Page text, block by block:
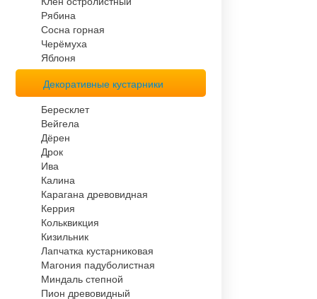
Рябина
Сосна горная
Черёмуха
Яблоня
Декоративные кустарники
Бересклет
Вейгела
Дёрен
Дрок
Ива
Калина
Карагана древовидная
Керрия
Кольквикция
Кизильник
Лапчатка кустарниковая
Магония падуболистная
Миндаль степной
Пион древовидный